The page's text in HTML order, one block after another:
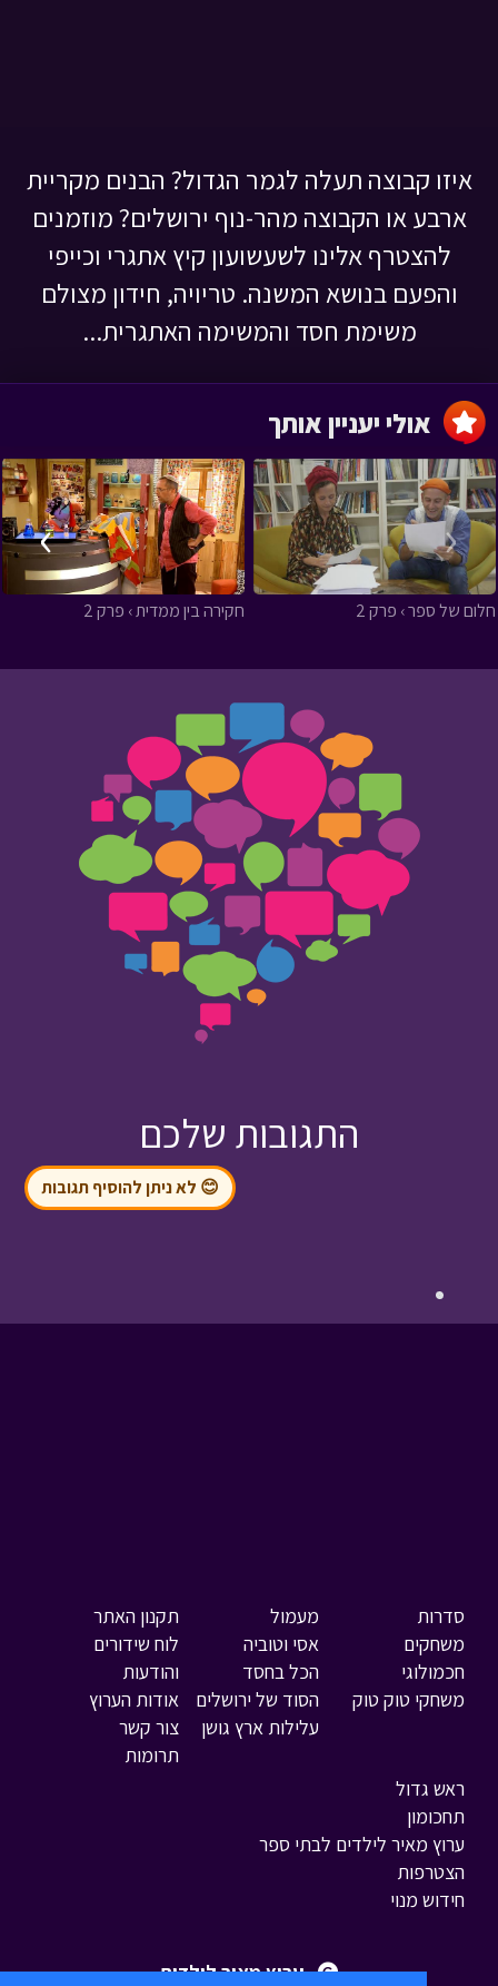
איזו קבוצה תעלה לגמר הגדול? הבנים מקריית
ארבע או הקבוצה מהר-נוף ירושלים? מוזמנים
להצטרף אלינו לשעשועון קיץ אתגרי וכייפי
והפעם בנושא המשנה. טריויה, חידון מצולם
משימת חסד והמשימה האתגרית...
חלום של ספר › פרק 2 חקירה בין ממדית › פרק 2
‹
›
התגובות שלכם
😊 לא ניתן להוסיף תגובות
סדרות
משחקים
חכמולוגי
משחקי טוק טוק
מעמול
אסי וטוביה
הכל בחסד
הסוד של ירושלים
עלילות ארץ גושן
ראש גדול
תחכומון
ערוץ מאיר לילדים לבתי ספר
הצטרפות
חידוש מנוי
תקנון האתר
לוח שידורים
והודעות
אודות הערוץ
צור קשר
תרומות
ערוץ מאיר לילדים